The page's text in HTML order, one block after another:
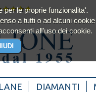
DIAMANTI
le proprie funzionalita'.
a tutti o ad alcuni cookie
all'uso dei cookie.